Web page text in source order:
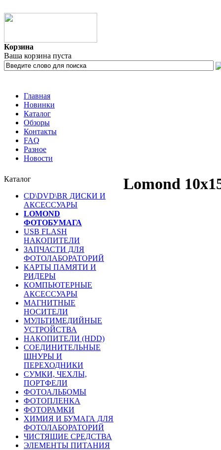
Корзина
Ваша корзина пуста
Главная
Новинки
Каталог
Обзоры
Контакты
FAQ
Разное
Новости
Каталог
CD\DVD\BR ДИСКИ И
АКСЕССУАРЫ
LOMOND
ФОТОБУМАГА
USB FLASH
НАКОПИТЕЛИ
ЗАПЧАСТИ ДЛЯ
ФОТОЛАБОРАТОРИЙ
КАРТЫ ПАМЯТИ И
РИДЕРЫ
КОМПЬЮТЕРНЫЕ
АКСЕССУАРЫ
МАГНИТНЫЕ
НОСИТЕЛИ
МУЛЬТИМЕДИЙНЫЕ
УСТРОЙСТВА
НАКОПИТЕЛИ (HDD)
СОЕДИНИТЕЛЬНЫЕ
ШНУРЫ И
ПЕРЕХОДНИКИ
СУМКИ, ЧЕХЛЫ,
ПОРТФЕЛИ
ФОТОАЛЬБОМЫ
ФОТОПЛЕНКА
ФОТОРАМКИ
ХИМИЯ И БУМАГА ДЛЯ
ФОТОЛАБОРАТОРИЙ
ЧИСТЯЩИЕ СРЕДСТВА
ЭЛЕМЕНТЫ ПИТАНИЯ
Lomond